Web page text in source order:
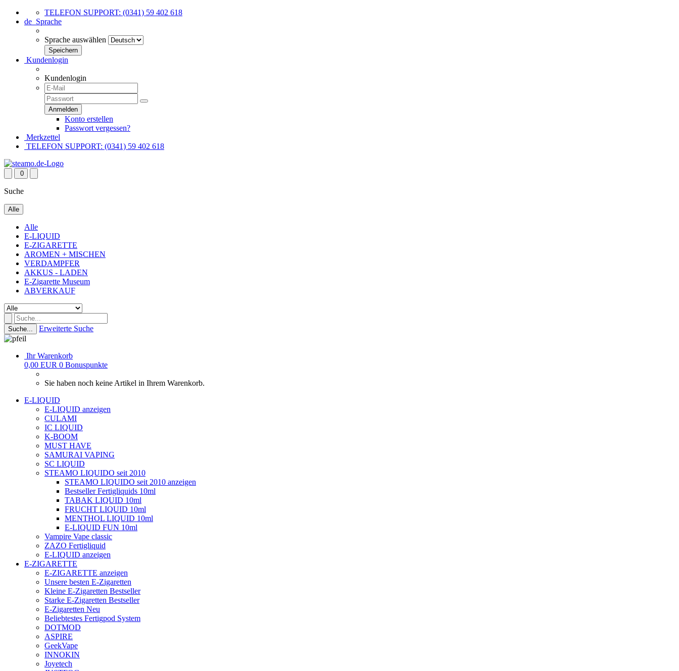
TELEFON SUPPORT: (0341) 59 402 618
de Sprache
Sprache auswählen
Kundenlogin
Kundenlogin
Konto erstellen
Passwort vergessen?
Merkzettel
TELEFON SUPPORT: (0341) 59 402 618
0
Suche
Alle
Alle
E-LIQUID
E-ZIGARETTE
AROMEN + MISCHEN
VERDAMPFER
AKKUS - LADEN
E-Zigarette Museum
ABVERKAUF
Suche... Erweiterte Suche
Ihr Warenkorb
0,00 EUR 0 Bonuspunkte
Sie haben noch keine Artikel in Ihrem Warenkorb.
E-LIQUID
E-LIQUID anzeigen
CULAMI
IC LIQUID
K-BOOM
MUST HAVE
SAMURAI VAPING
SC LIQUID
STEAMO LIQUIDO seit 2010
STEAMO LIQUIDO seit 2010 anzeigen
Bestseller Fertigliquids 10ml
TABAK LIQUID 10ml
FRUCHT LIQUID 10ml
MENTHOL LIQUID 10ml
E-LIQUID FUN 10ml
Vampire Vape classic
ZAZO Fertigliquid
E-LIQUID anzeigen
E-ZIGARETTE
E-ZIGARETTE anzeigen
Unsere besten E-Zigaretten
Kleine E-Zigaretten Bestseller
Starke E-Zigaretten Bestseller
E-Zigaretten Neu
Beliebtestes Fertigpod System
DOTMOD
ASPIRE
GeekVape
INNOKIN
Joyetech